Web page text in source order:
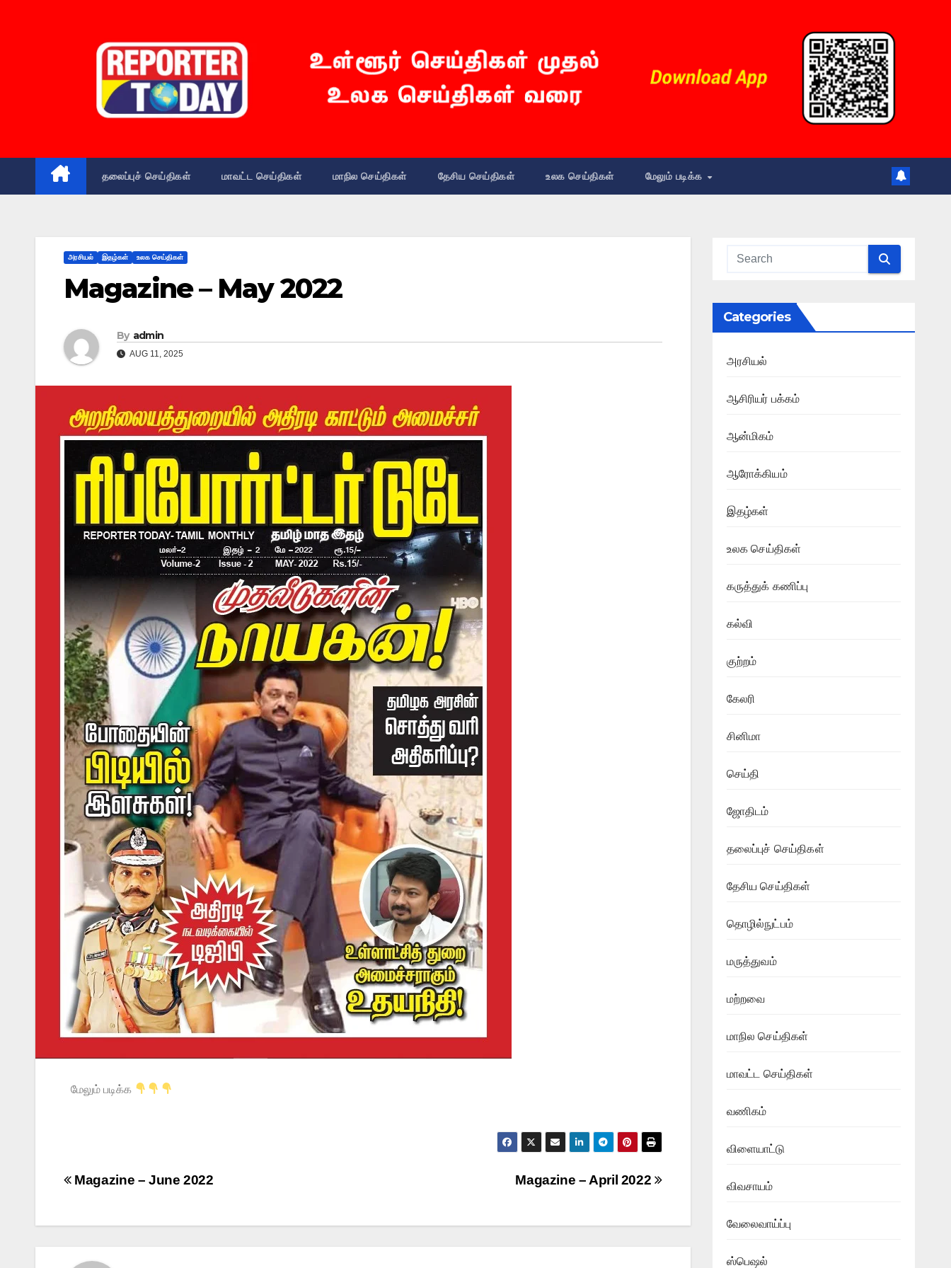
தலைப்புச் செய்திகள் மாவட்ட செய்திகள் மாநில செய்திகள் தேசிய செய்திகள் உலக செய்திகள் மேலும் படிக்க
அரசியல் இதழ்கள் உலக செய்திகள்
Magazine – May 2022
By admin
AUG 11, 2025
மேலும் படிக்க
Magazine – April 2022
Magazine – June 2022
Categories
அரசியல்
ஆசிரியர் பக்கம்
ஆன்மிகம்
ஆரோக்கியம்
இதழ்கள்
உலக செய்திகள்
கருத்துக் கணிப்பு
கல்வி
குற்றம்
கேலரி
சினிமா
செய்தி
ஜோதிடம்
தலைப்புச் செய்திகள்
தேசிய செய்திகள்
தொழில்நுட்பம்
மருத்துவம்
மற்றவை
மாநில செய்திகள்
மாவட்ட செய்திகள்
வணிகம்
விளையாட்டு
விவசாயம்
வேலைவாய்ப்பு
ஸ்பெஷல்